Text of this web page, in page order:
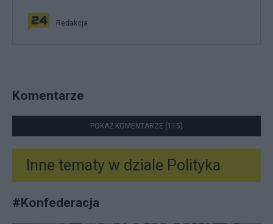
Redakcja
Komentarze
POKAŻ KOMENTARZE (115)
Inne tematy w dziale Polityka
#Konfederacja